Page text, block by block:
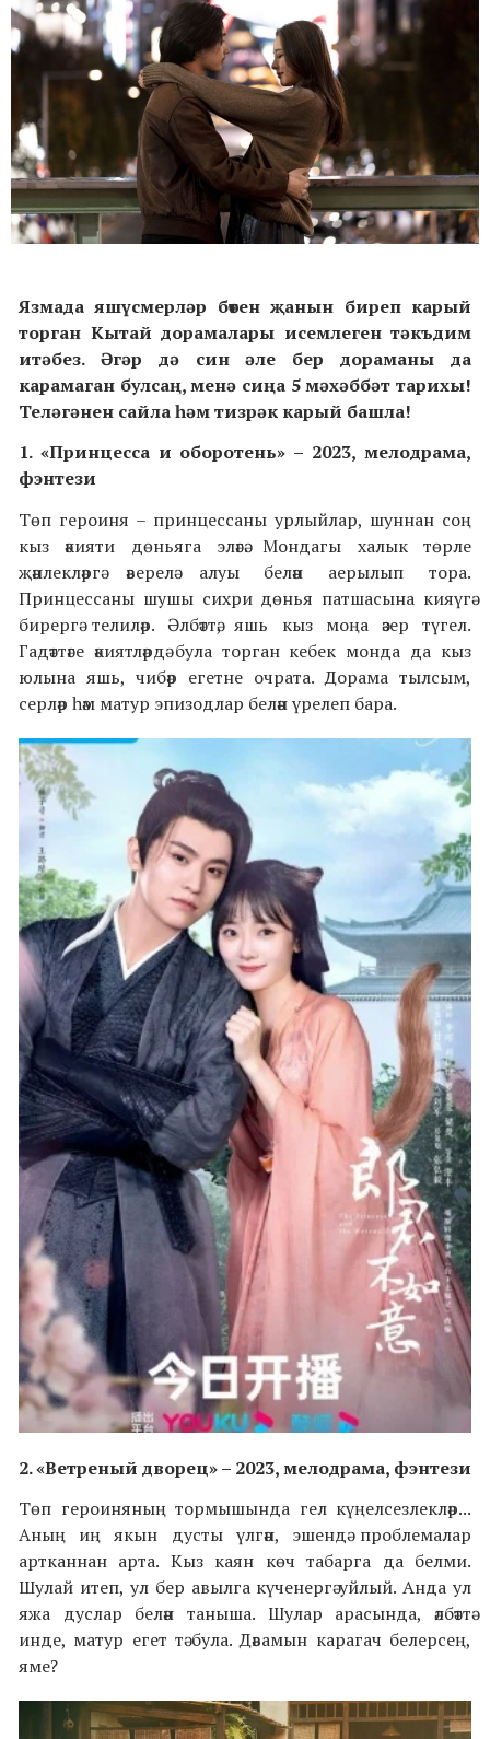
Язмада яшүсмерләр бөтен җанын биреп карый
торган Кытай дорамалары исемлеген тәкъдим
итәбез. Әгәр дә син әле бер дораманы да
карамаган булсаң, менә сиңа 5 мәхәббәт тарихы!
Теләгәнен сайла һәм тизрәк карый башла!
1. «Принцесса и оборотень» – 2023, мелодрама,
фэнтези
Төп героиня – принцессаны урлыйлар, шуннан соң
кыз әкияти дөньяга эләгә. Мондагы халык төрле
җәнлекләргә әверелә алуы белән аерылып тора.
Принцессаны шушы сихри дөнья патшасына кияүгә
бирергә телиләр. Әлбәттә, яшь кыз моңа әзер түгел.
Гадәттәге әкиятләрдә була торган кебек монда да кыз
юлына яшь, чибәр егетне очрата. Дорама тылсым,
серләр һәм матур эпизодлар белән үрелеп бара.
2.«Ветреный дворец»– 2023,мелодрама, фэнтези
Төп героиняның тормышында гел күңелсезлекләр...
Аның иң якын дусты үлгән, эшендә проблемалар
артканнан арта. Кыз каян көч табарга да белми.
Шулай итеп, ул бер авылга күченергә уйлый. Анда ул
яжа дуслар белән таныша. Шулар арасында, әлбәттә
инде, матур егет тә була. Дәвамын карагач белерсең,
яме?